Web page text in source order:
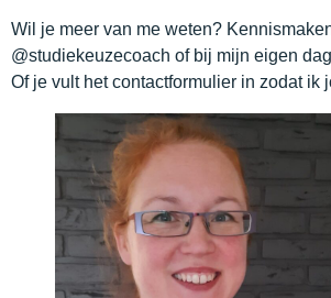
Wil je meer van me weten?
@studiekeuzecoach of bij mijn eigen
Of je vult het contactformulier in zodat